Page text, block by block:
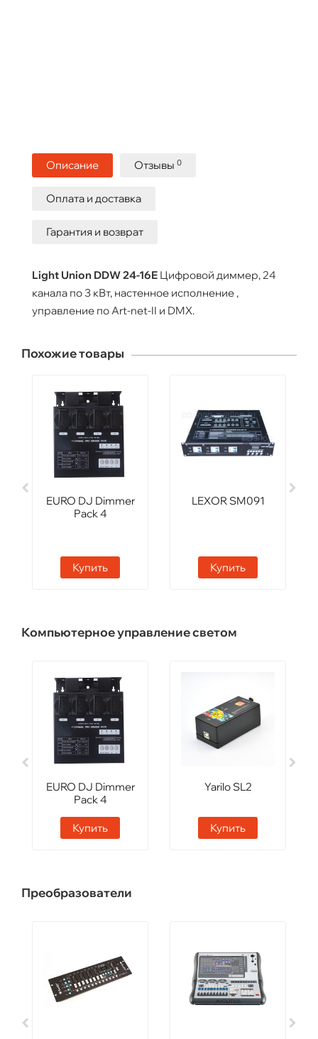
Описание Отзывы 0
Оплата и доставка
Гарантия и возврат
Light Union DDW 24-16E Цифровой диммер, 24
канала по 3 кВт, настенное исполнение ,
управление по Art-net-II и DMX.
Похожие товары
EURO DJ Dimmer
Pack 4
Купить
LEXOR SM091
Купить
Компьютерное управление светом
EURO DJ Dimmer
Pack 4
Купить
Yarilo SL2
Купить
Преобразователи